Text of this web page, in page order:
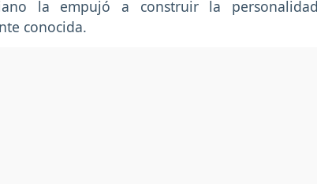
la empujó a construir la personalidad
conocida.